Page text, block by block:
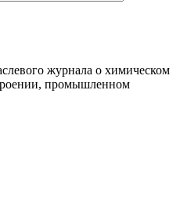
журнала о химическом
промышленном